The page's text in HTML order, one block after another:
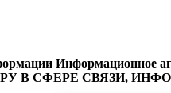
Информационное
В СФЕРЕ СВЯЗИ,